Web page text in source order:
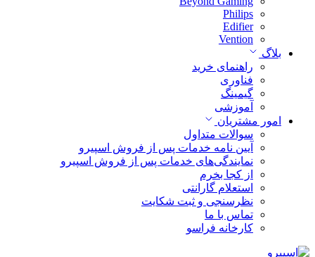
Philips
Edifier
Vention
بلاگ
راهنمای خرید
فناوری
گیمینگ
آموزشی
امور مشتریان
سوالات متداول
آیین نامه خدمات پس از فروش اسپیرو
نمایندگی‌های خدمات پس از فروش اسپیرو
از کجا بخرم
استعلام گارانتی
نظرسنجی و ثبت شکایت
تماس با ما
کارخانه فراسو